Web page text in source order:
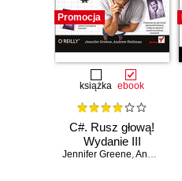
Promocja
książka ebook
C#. Rusz głową!
Wydanie III
Jennifer Greene,Andrew Stellman